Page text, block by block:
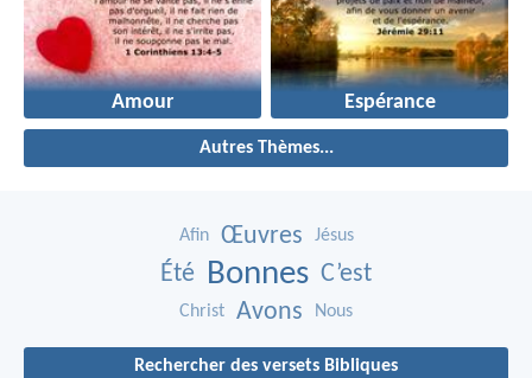
Amour Espérance
Autres Thèmes...
Afin Œuvres Jésus
Été Bonnes C’est
Christ Avons Nous
Rechercher des versets Bibliques